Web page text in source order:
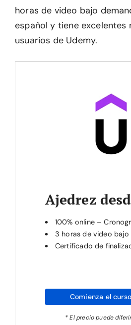
horas de video bajo
español y tiene excelentes
usuarios de Udemy.
Ajedrez
100% online –
3 horas de video bajo
Certificado de
Comienza el
* El precio puede